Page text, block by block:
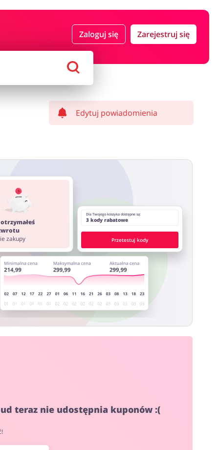
Zaloguj się Zarejestruj się
Edytuj powiadomienia
zakupy
Dla Twojego koszyka dostępne są:
3 kody rabatowe
Przetestuj kody
teraz nie udostępnia kuponów :(